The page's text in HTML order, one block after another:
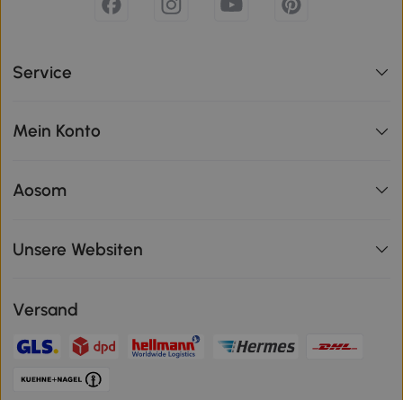
Service
Mein Konto
Aosom
Unsere Websiten
Versand